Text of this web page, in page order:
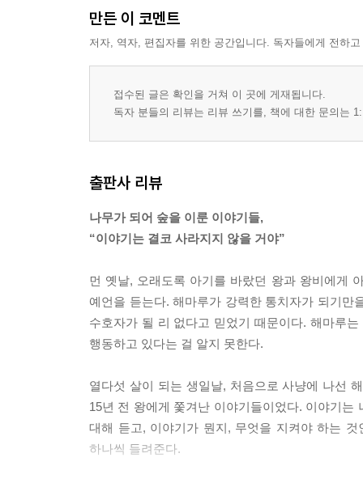
만든 이 코멘트
저자, 역자, 편집자를 위한 공간입니다. 독자들에게 전하
접수된 글은 확인을 거쳐 이 곳에 게재됩니다.
독자 분들의 리뷰는 리뷰 쓰기를, 책에 대한 문의는
출판사 리뷰
나무가 되어 숲을 이룬 이야기들,
“이야기는 결코 사라지지 않을 거야”
먼 옛날, 오래도록 아기를 바랐던 왕과 왕비에게
예언을 듣는다. 해마루가 강력한 통치자가 되기
수호자가 될 리 없다고 믿었기 때문이다. 해마루
행동하고 있다는 걸 알지 못한다.
열다섯 살이 되는 생일날, 처음으로 사냥에 나선
15년 전 왕에게 쫓겨난 이야기들이었다. 이야기
대해 듣고, 이야기가 뭔지, 무엇을 지켜야 하는
하나씩 들려준다.